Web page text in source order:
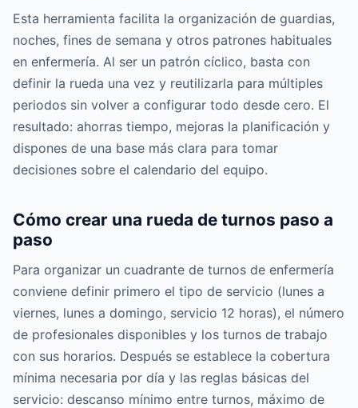
Esta herramienta facilita la organización de guardias,
noches, fines de semana y otros patrones habituales
en enfermería. Al ser un patrón cíclico, basta con
definir la rueda una vez y reutilizarla para múltiples
periodos sin volver a configurar todo desde cero. El
resultado: ahorras tiempo, mejoras la planificación y
dispones de una base más clara para tomar
decisiones sobre el calendario del equipo.
Cómo crear una rueda de turnos paso a
paso
Para organizar un cuadrante de turnos de enfermería
conviene definir primero el tipo de servicio (lunes a
viernes, lunes a domingo, servicio 12 horas), el número
de profesionales disponibles y los turnos de trabajo
con sus horarios. Después se establece la cobertura
mínima necesaria por día y las reglas básicas del
servicio: descanso mínimo entre turnos, máximo de